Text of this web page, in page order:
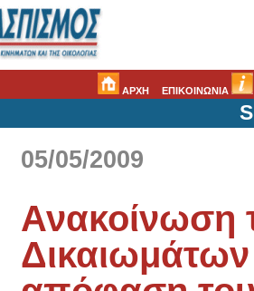
ΑΡΧΗ ΕΠΙΚΟΙΝΩΝΙΑ
05/05/2009
Ανακοίνωση